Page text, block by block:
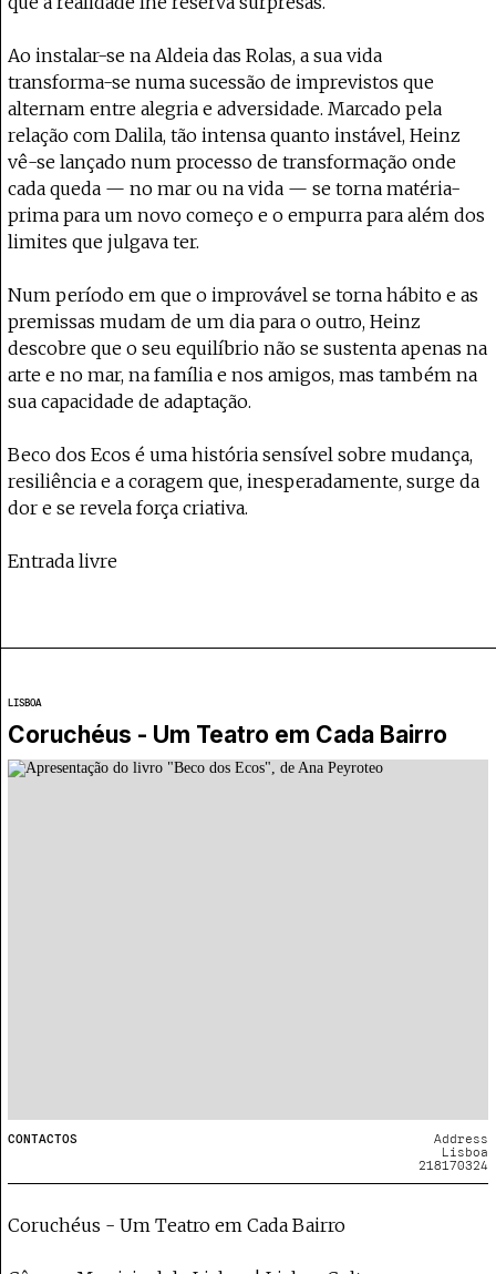
Ao instalar-se na Aldeia das Rolas, a sua vida
transforma-se numa sucessão de imprevistos que
alternam entre alegria e adversidade. Marcado pela
relação com Dalila, tão intensa quanto instável, Heinz
vê-se lançado num processo de transformação onde
cada queda — no mar ou na vida — se torna matéria-
prima para um novo começo e o empurra para além dos
limites que julgava ter.
Num período em que o improvável se torna hábito e as
premissas mudam de um dia para o outro, Heinz
descobre que o seu equilíbrio não se sustenta apenas na
arte e no mar, na família e nos amigos, mas também na
sua capacidade de adaptação.
Beco dos Ecos é uma história sensível sobre mudança,
resiliência e a coragem que, inesperadamente, surge da
dor e se revela força criativa.
Entrada livre
LISBOA
Coruchéus - Um Teatro em Cada Bairro
CONTACTOS
Address
Lisboa
218170324
Coruchéus - Um Teatro em Cada Bairro